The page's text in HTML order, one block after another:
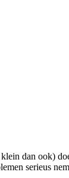
dan ook)
serieus